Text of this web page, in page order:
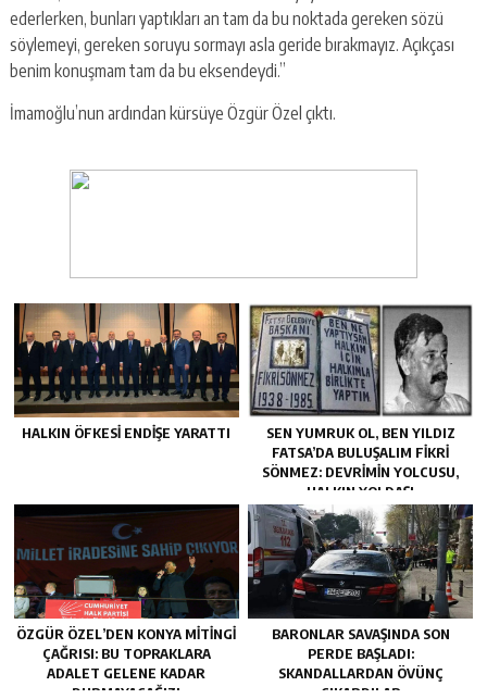
ederlerken, bunları yaptıkları an tam da bu noktada gereken sözü
söylemeyi, gereken soruyu sormayı asla geride bırakmayız. Açıkçası
benim konuşmam tam da bu eksendeydi.”
İmamoğlu’nun ardından kürsüye Özgür Özel çıktı.
HALKIN ÖFKESI ENDIŞE YARATTI
SEN YUMRUK OL, BEN YILDIZ
FATSA’DA BULUŞALIM FIKRI
SÖNMEZ: DEVRIMIN YOLCUSU,
HALKIN YOLDAŞI
ÖZGÜR ÖZEL’DEN KONYA MITINGI
ÇAĞRISI: BU TOPRAKLARA
ADALET GELENE KADAR
DURMAYACAĞIZ!
BARONLAR SAVAŞINDA SON
PERDE BAŞLADI:
SKANDALLARDAN ÖVÜNÇ
ÇIKARDILAR